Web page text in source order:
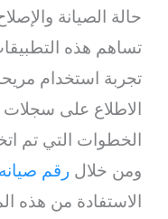
حالة الصيانة
تساهم هذه
تجربة استخدام
الاطلاع على سجلات
الخطوات التي تم
ومن خلال رقم
الاستفادة من هذه